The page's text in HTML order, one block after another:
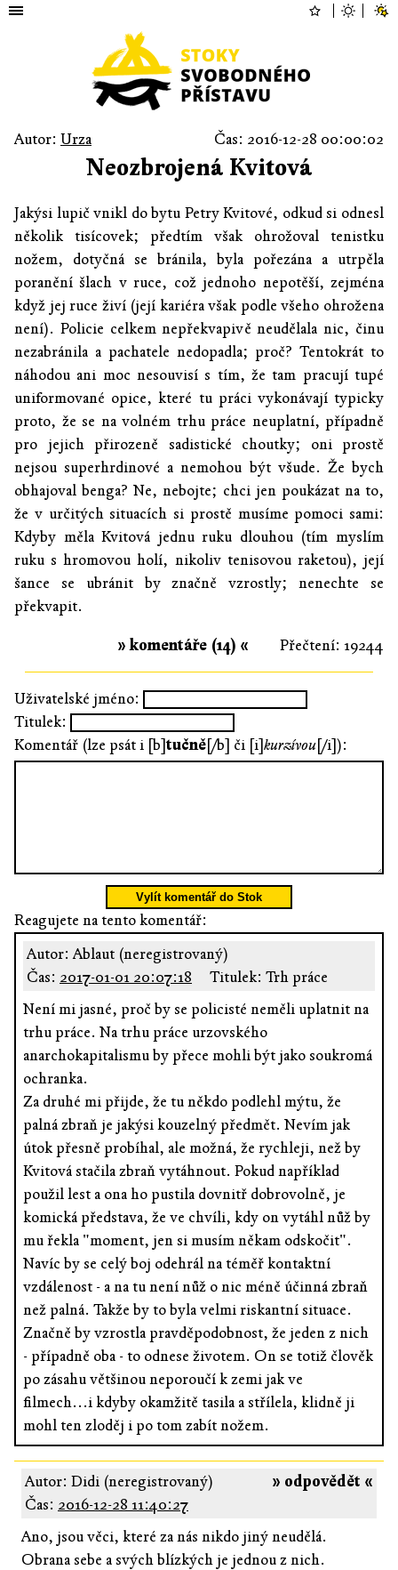
Autor: Urza Čas: 2016-12-28 00:00:02
Neozbrojená Kvitová
Jakýsi lupič vnikl do bytu Petry Kvitové, odkud si odnesl
několik tisícovek; předtím však ohrožoval tenistku
nožem, dotyčná se bránila, byla pořezána a utrpěla
poranění šlach v ruce, což jednoho nepotěší, zejména
když jej ruce živí (její kariéra však podle všeho ohrožena
není). Policie celkem nepřekvapivě neudělala nic, činu
nezabránila a pachatele nedopadla; proč? Tentokrát to
náhodou ani moc nesouvisí s tím, že tam pracují tupé
uniformované opice, které tu práci vykonávají typicky
proto, že se na volném trhu práce neuplatní, případně
pro jejich přirozeně sadistické choutky; oni prostě
nejsou superhrdinové a nemohou být všude. Že bych
obhajoval benga? Ne, nebojte; chci jen poukázat na to,
že v určitých situacích si prostě musíme pomoci sami:
Kdyby měla Kvitová jednu ruku dlouhou (tím myslím
ruku s hromovou holí, nikoliv tenisovou raketou), její
šance se ubránit by značně vzrostly; nenechte se
překvapit.
Přečtení: 19244
» komentáře (14) «
Uživatelské jméno:
Titulek:
Komentář (lze psát i [b]tučně[/b] či [i]kurzívou[/i]):
Vylít komentář do Stok
Reagujete na tento komentář:
Autor: Ablaut (neregistrovaný)
Čas: 2017-01-01 20:07:18
Titulek: Trh práce
Není mi jasné, proč by se policisté neměli uplatnit na
trhu práce. Na trhu práce urzovského
anarchokapitalismu by přece mohli být jako soukromá
ochranka.
Za druhé mi přijde, že tu někdo podlehl mýtu, že
palná zbraň je jakýsi kouzelný předmět. Nevím jak
útok přesně probíhal, ale možná, že rychleji, než by
Kvitová stačila zbraň vytáhnout. Pokud například
použil lest a ona ho pustila dovnitř dobrovolně, je
komická představa, že ve chvíli, kdy on vytáhl nůž by
mu řekla "moment, jen si musím někam odskočit".
Navíc by se celý boj odehrál na téměř kontaktní
vzdálenost - a na tu není nůž o nic méně účinná zbraň
než palná. Takže by to byla velmi riskantní situace.
Značně by vzrostla pravděpodobnost, že jeden z nich
- případně oba - to odnese životem. On se totiž člověk
po zásahu většinou neporoučí k zemi jak ve
filmech...i kdyby okamžitě tasila a střílela, klidně ji
mohl ten zloděj i po tom zabít nožem.
» odpovědět «
Autor: Didi (neregistrovaný)
Čas: 2016-12-28 11:40:27
Ano, jsou věci, které za nás nikdo jiný neudělá.
Obrana sebe a svých blízkých je jednou z nich.